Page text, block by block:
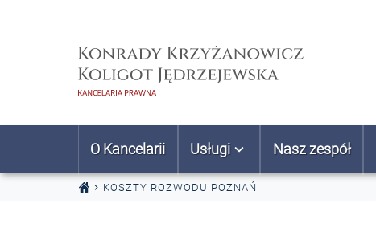
O Kancelarii Usługi Nasz zespół
KOSZTY ROZWODU POZNAŃ